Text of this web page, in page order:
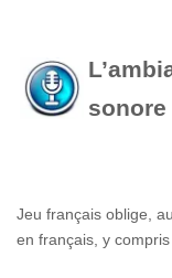
sonore
Jeu français oblige,
en français, y